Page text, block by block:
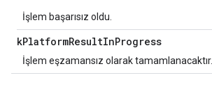
İşlem başarısız oldu.
kPlatformResultInProgress
İşlem eşzamansız olarak tamamlanacaktır.